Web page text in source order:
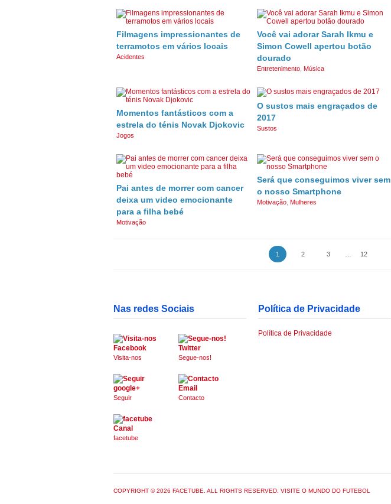
Filmagens impressionantes de
terramotos em vários locais
Acidentes
Você vai adorar Sarah Ikmu e
Simon Cowell apertou botão
dourado
Entretenimento Música
Momentos fantásticos com a
estrela do ténis Novak Djokovic
Jogos
O sustos mais engraçados de
2017
Sustos
Pai antes de morrer com cancer
deixa um video emocionante
para a filha bebé
Motivação
Será que conseguimos viver sem
o nosso Smartphone
Motivação Mulheres
1 2 3 12
Nas redes Sociais
Facebook
Visita-nos
Twitter
Segue-nos!
google+
Seguir
Email
Contacto
Canal
facetube
Política de Privacidade
Política de Privacidade
COPYRIGHT © 2026 FACETUBE. ALL RIGHTS RESERVED. VISITE O MUNDO DO FUTEBOL